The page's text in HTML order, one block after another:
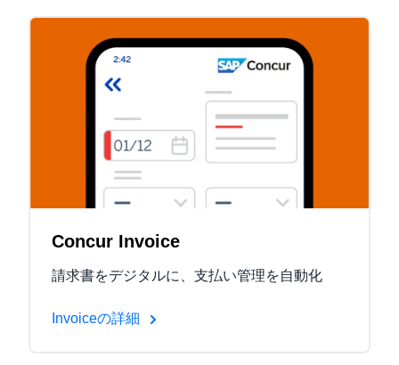
Concur Invoice
請求書をデジタルに、支払い管理を自動化
Invoiceの詳細